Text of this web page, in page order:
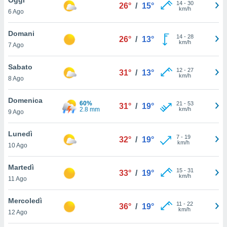
è
al sito
di
ci
di
il
un
la
nella
6 Ago
26° / 15° 14- 30
km/h
Domani
7 Ago
26° / 13° 14- 28
km/h
Sabato
8 Ago
31° / 13° 12- 27
km/h
Domenica
9 Ago
60%
2.8 mm
31° / 19° 21 - 53
km/h
Lunedì
10 Ago
32° / 19° 7- 19
km/h
Martedì
11 Ago
33° / 19° 15- 31
km/h
Mercoledì
12 Ago
36° / 19° 11 - 22
km/h